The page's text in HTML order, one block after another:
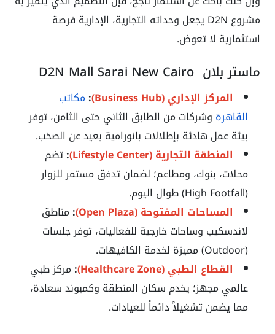
مشروع D2N يجعل وحداته التجارية، الإدارية فرصة
استثمارية لا تعوض.
ماستر بلان D2N Mall Sarai New Cairo
المركز الإداري (Business Hub) : مكاتب
القاهرة وشركات من الطابق الثاني حتى الثامن، توفر
بيئة عمل هادئة بإطلالات بانورامية بعيد عن الصخب.
المنطقة التجارية (Lifestyle Center)
:تضم
محلات، بنوك، ومطاعم؛ لضمان تدفق مستمر للزوار
(High Footfall) طوال اليوم.
المساحات المفتوحة (Open Plaza)
: مناطق
لاندسكيب وساحات خارجية للفعاليات، توفر جلسات
(Outdoor) مميزة لخدمة الكافيهات.
القطاع الطبي (Healthcare Zone)
: مركز طبي
عالمي مجهز؛ يخدم سكان المنطقة وكمبوند سعادة،
مما يضمن تشغيلاً دائماً للعيادات.